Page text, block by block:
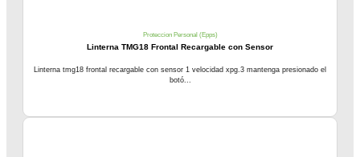
Proteccion Personal (Epps)
Linterna TMG18 Frontal Recargable con Sensor
Linterna tmg18 frontal recargable con sensor 1 velocidad xpg.3 mantenga presionado el
botó...